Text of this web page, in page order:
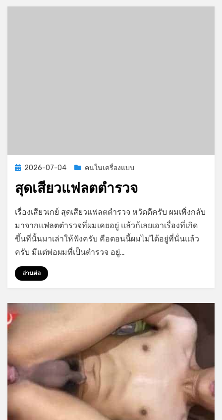
Posted
2026-07-04 คนในเครื่องแบบ
สุดเสียวแฟลตตำรวจ
GayStory
Leave a comment
สุด
เสียว
แฟลต
ตำรวจ
เรื่องเสียวเกย์ สุดเสียวแฟลตตำรวจ หวัดดีครับ ผมเพิ่งกลับ
มาจากแฟลตตำรวจที่ผมเคยอยู่ แล้วก้เลยเอาเรื่องที่เกิด
ขึ้นที่นั้นมาเล่าให้ฟังครับ คือตอนนี้ผมไม่ได้อยู่ที่นั่นแล้ว
ครับ มีแต่พ่อผมที่เป็นตำรวจ อยู่…
อ่านต่อ